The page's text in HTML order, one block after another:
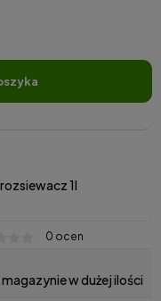
1l
0 ocen
w dużej ilości